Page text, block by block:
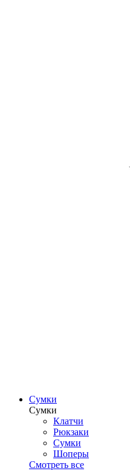
Сумки
Сумки
Клатчи
Рюкзаки
Сумки
Шоперы
Смотреть все